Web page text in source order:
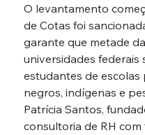
O levantamento
de Cotas foi
garante que metade
universidades federais
estudantes de escolas
negros, indígenas e
Patrícia Santos,
consultoria de RH